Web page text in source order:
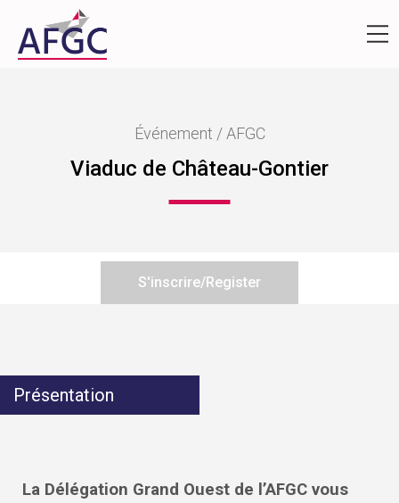
Événement / AFGC
Viaduc de Château-Gontier
S'inscrire/Register
Présentation
La Délégation Grand Ouest de l’AFGC vous